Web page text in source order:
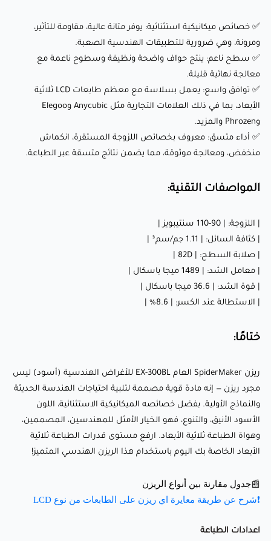
المواصفات التقنية:
| اللزوجة: | 90-110 سنتيبويز |
| كثافة السائل: | 1.11 جم/سم³ |
| صلابة السطح: | 82D |
| معامل الشد: | 1489 ميجا باسكال |
| قوة الشد: | 36.6 ميجا باسكال |
ليس مجرد ريزن — إنه مادة قوية مصممة لتلبية احتياجات الهندسة
الحديثة والنماذج الأولية. بفضل خصائصه الميكانيكية الاستثنائية،
المصممين، وهواة الطباعة ثلاثية الأبعاد. ارفع مستوى قدرات
الهندسي المتميز!
📰جدول مقارنة بين أنواع الريزن
❗شرح عن طريقة معايرة اي ريزن على الطابعات من نوع LCD
Click here to see the User Guide
✅ خصائص ميكانيكية استثنائية: يوفر متانة عالية، مقاومة للتأثير،
ومرونة، وهي ضرورية للتطبيقات الهندسية الصعبة.
✅ سطح ناعم: ينتج حواف واضحة ونظيفة وسطوح ناعمة مع
معالجة نهائية قليلة.
✅ توافق واسع: يعمل بسلاسة مع معظم طابعات LCD ثلاثية
الأبعاد، بما في ذلك العلامات التجارية مثل Anycubic وElegoo
وPhrozen والمزيد.
✅ أداء متسق: معروف بخصائص اللزوجة المستقرة، انكماش
منخفض، ومعالجة موثوقة، مما يضمن نتائج متسقة عبر الطباعة.
المواصفات التقنية:
| اللزوجة: | 90-110 سنتيبويز |
| كثافة السائل: | 1.11 جم/سم³ |
| صلابة السطح: | 82D |
| معامل الشد: | 1489 ميجا باسكال |
| قوة الشد: | 36.6 ميجا باسكال |
| الاستطالة عند الكسر: | 8.6% |
ختامًا:
ريزن SpiderMaker العام EX-300BL للأغراض الهندسية (أسود) ليس
مجرد ريزن — إنه مادة قوية مصممة لتلبية احتياجات الهندسة الحديثة
والنماذج الأولية. بفضل خصائصه الميكانيكية الاستثنائية، اللون
الأسود الأنيق، والتنوع، فهو الخيار الأمثل للمهندسين، المصممين،
وهواة الطباعة ثلاثية الأبعاد. ارفع مستوى قدرات الطباعة ثلاثية
الأبعاد الخاصة بك اليوم باستخدام هذا الريزن الهندسي المتميز!
📰جدول مقارنة بين أنواع الريزن
❗شرح عن طريقة معايرة اي ريزن على الطابعات من نوع LCD
اعدادات الطباعة